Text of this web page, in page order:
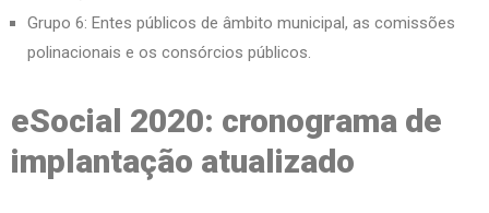
Grupo 6: Entes públicos de âmbito municipal, as comissões
polinacionais e os consórcios públicos.
eSocial 2020: cronograma de
implantação atualizado